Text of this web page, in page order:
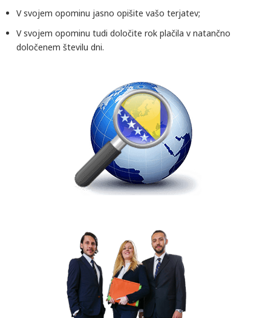
V svojem opominu jasno opišite vašo terjatev;
V svojem opominu tudi določite rok plačila v natančno
določenem številu dni.